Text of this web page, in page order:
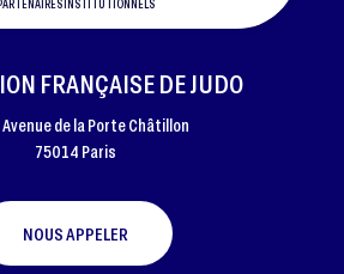
INSTITUTIONNELS
FRANÇAISE DE JUDO
Avenue de la Porte Châtillon
75014 Paris
NOUS APPELER